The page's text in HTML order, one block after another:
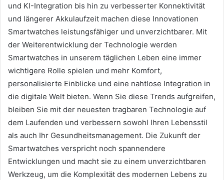
und KI-Integration bis hin zu verbesserter Konnektivität
und längerer Akkulaufzeit machen diese Innovationen
Smartwatches leistungsfähiger und unverzichtbarer. Mit
der Weiterentwicklung der Technologie werden
Smartwatches in unserem täglichen Leben eine immer
wichtigere Rolle spielen und mehr Komfort,
personalisierte Einblicke und eine nahtlose Integration in
die digitale Welt bieten. Wenn Sie diese Trends aufgreifen,
bleiben Sie mit der neuesten tragbaren Technologie auf
dem Laufenden und verbessern sowohl Ihren Lebensstil
als auch Ihr Gesundheitsmanagement. Die Zukunft der
Smartwatches verspricht noch spannendere
Entwicklungen und macht sie zu einem unverzichtbaren
Werkzeug, um die Komplexität des modernen Lebens zu